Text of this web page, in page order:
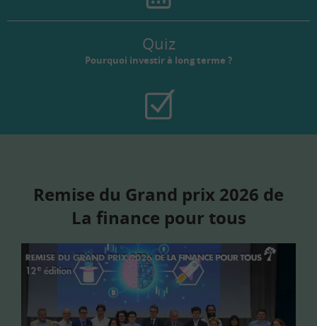
Quiz
Pourquoi investir à long terme ?
Remise du Grand prix 2026 de
La finance pour tous